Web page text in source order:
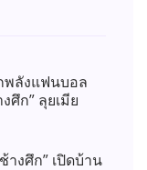
พลังแฟนบอล
ศึก” ลุยเมีย
างศึก” เปิดบ้าน